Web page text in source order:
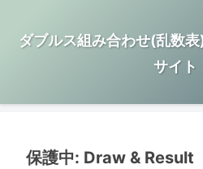
ダブルス組み合わせ(乱数
サイト
保護中: Draw & Result